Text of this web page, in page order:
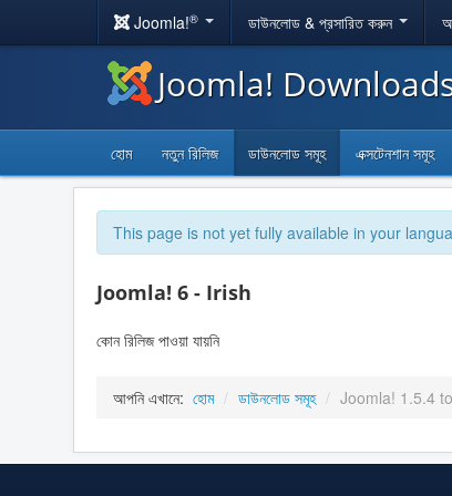
Joomla!® ডাউনলোড & প্রসারিত করুন
Joomla!
হোম নতুন রিলিজ ডাউনলোড সমূহ এক্সটেনশান সমূহ
This page is not yet fully available in your
Joomla! 6 - Irish
কোন রিলিজ পাওয়া যায়নি
আপনি এখানে: হোম / ডাউনলোড সমূহ / Joomla! 1.5.4